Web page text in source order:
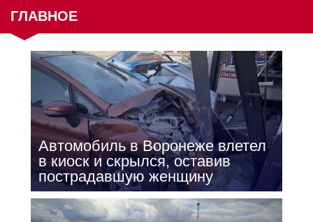
ГЛАВНОЕ
Автомобиль в Воронеже влетел
в киоск и скрылся, оставив
пострадавшую женщину